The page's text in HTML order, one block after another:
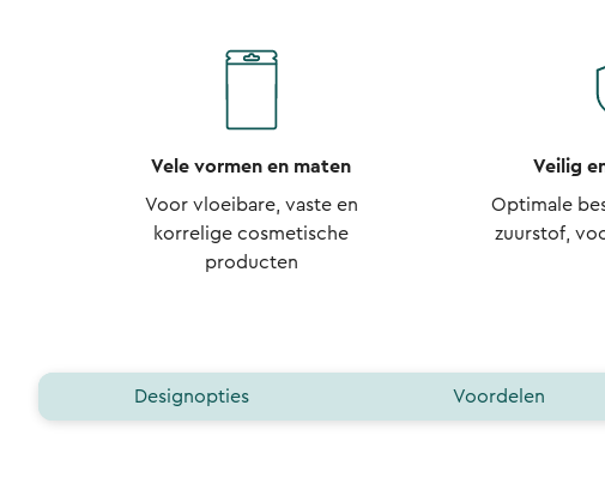
Vele vormen en maten
Voor vloeibare, vaste en
korrelige cosmetische
producten
Veilig
Optimale
zuurstof,
Designopties Voordelen